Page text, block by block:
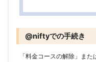
@niftyでの手続き
「料金コースの解除」ま